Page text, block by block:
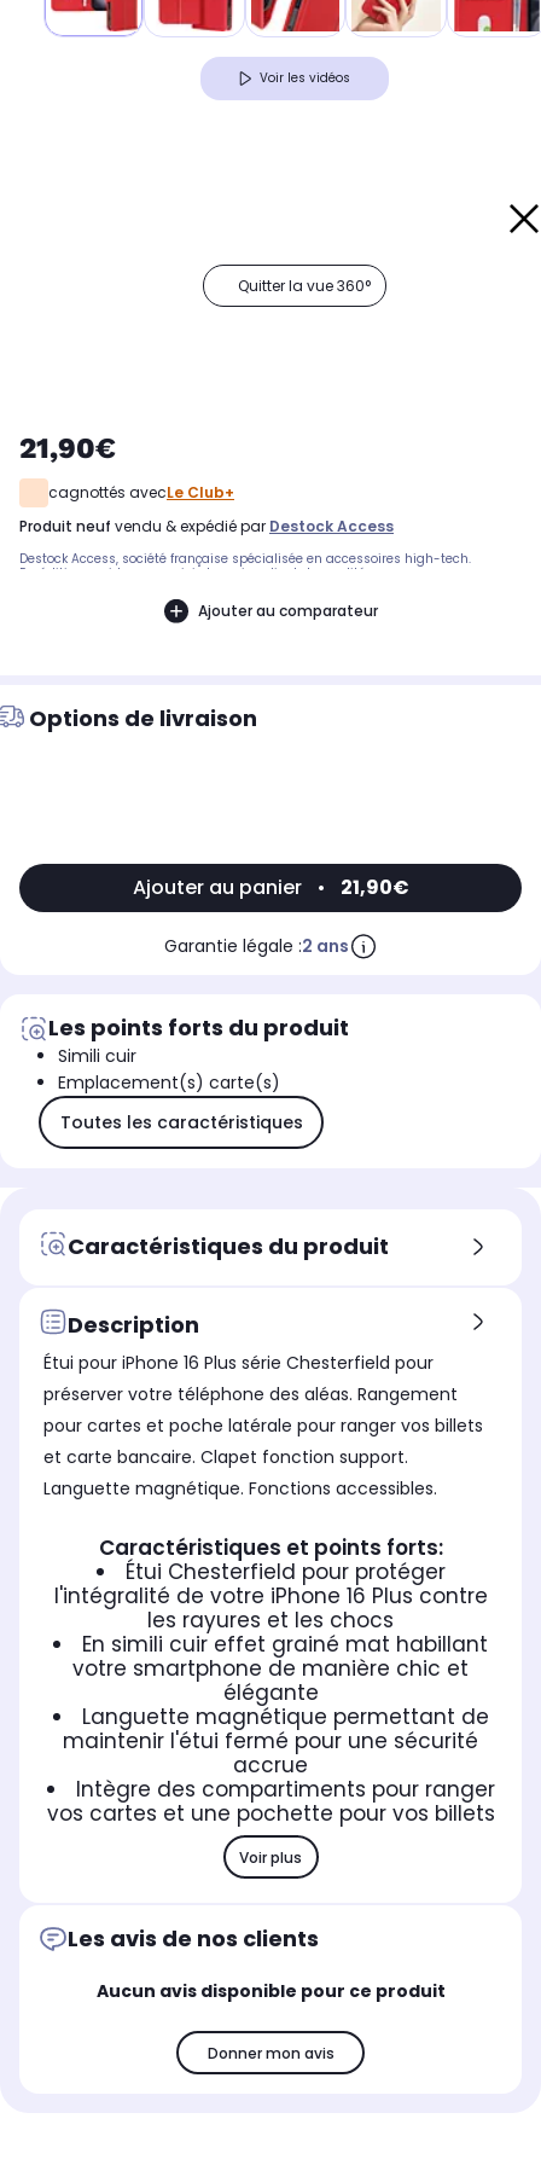
Voir les vidéos
Quitter la vue 360°
21,90€
cagnottés avecLe Club+
produit neuf vendu & expédié par Destock Access
Destock Access, société française spécialisée en accessoires high-tech.
Expédition rapide avec suivi et service client de qualité.
Ajouter au comparateur
Options de livraison
Ajouter au panier • 21,90€
Garantie légale :2 ans
Les points forts du produit
Simili cuir
Emplacement(s) carte(s)
Toutes les caractéristiques
Caractéristiques du produit
Description
Étui pour iPhone 16 Plus série Chesterfield pour
préserver votre téléphone des aléas. Rangement
pour cartes et poche latérale pour ranger vos billets
et carte bancaire. Clapet fonction support.
Languette magnétique. Fonctions accessibles.
Caractéristiques et points forts:
Étui Chesterfield pour protéger
l'intégralité de votre iPhone 16 Plus contre
les rayures et les chocs
En simili cuir effet grainé mat habillant
votre smartphone de manière chic et
élégante
Languette magnétique permettant de
maintenir l'étui fermé pour une sécurité
accrue
Intègre des compartiments pour ranger
vos cartes et une pochette pour vos billets
Voir plus
Les avis de nos clients
Aucun avis disponible pour ce produit
Donner mon avis